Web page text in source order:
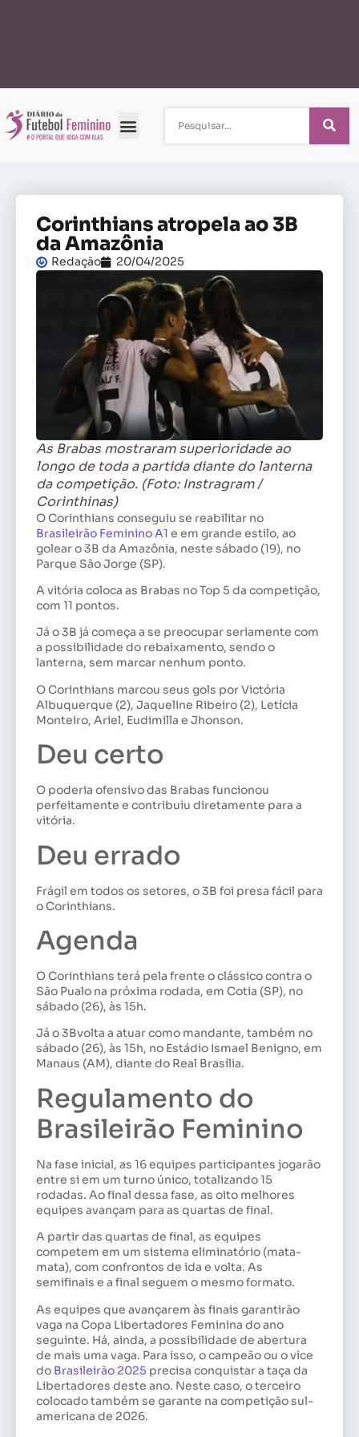
Corinthians atropela ao 3B
da Amazônia
Redação 20/04/2025
As Brabas mostraram superioridade ao
longo de toda a partida diante do lanterna
da competição. (Foto: Instragram /
Corinthinas)
O Corinthians conseguiu se reabilitar no
Brasileirão Feminino A1 e em grande estilo, ao
golear o 3B da Amazônia, neste sábado (19), no
Parque São Jorge (SP).
A vitória coloca as Brabas no Top 5 da competição,
com 11 pontos.
Já o 3B já começa a se preocupar seriamente com
a possibilidade do rebaixamento, sendo o
lanterna, sem marcar nenhum ponto.
O Corinthians marcou seus gols por Victória
Albuquerque (2), Jaqueline Ribeiro (2), Letícia
Monteiro, Ariel, Eudimilla e Jhonson.
Deu certo
O poderia ofensivo das Brabas funcionou
perfeitamente e contribuiu diretamente para a
vitória.
Deu errado
Frágil em todos os setores, o 3B foi presa fácil para
o Corinthians.
Agenda
O Corinthians terá pela frente o clássico contra o
São Pualo na próxima rodada, em Cotia (SP), no
sábado (26), às 15h.
Já o 3Bvolta a atuar como mandante, também no
sábado (26), às 15h, no Estádio Ismael Benigno, em
Manaus (AM), diante do Real Brasília.
Regulamento do
Brasileirão Feminino
Na fase inicial, as 16 equipes participantes jogarão
entre si em um turno único, totalizando 15
rodadas. Ao final dessa fase, as oito melhores
equipes avançam para as quartas de final.
A partir das quartas de final, as equipes
competem em um sistema eliminatório (mata-
mata), com confrontos de ida e volta. As
semifinais e a final seguem o mesmo formato.
As equipes que avançarem às finais garantirão
vaga na Copa Libertadores Feminina do ano
seguinte. Há, ainda, a possibilidade de abertura
de mais uma vaga. Para isso, o campeão ou o vice
do Brasileirão 2025 precisa conquistar a taça da
Libertadores deste ano. Neste caso, o terceiro
colocado também se garante na competição sul-
americana de 2026.